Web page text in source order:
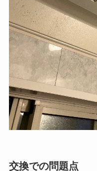
交換での問題点